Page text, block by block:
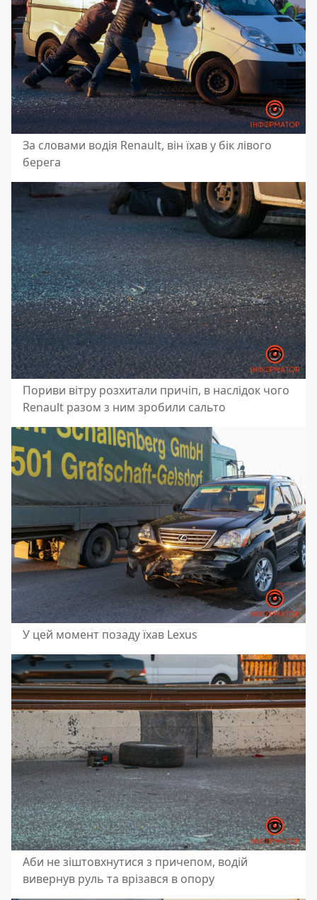
За словами водія Renault, він їхав у бік лівого
берега
Пориви вітру розхитали причіп, в наслідок чого
Renault разом з ним зробили сальто
У цей момент позаду їхав Lexus
Аби не зіштовхнутися з причепом, водій
вивернув руль та врізався в опору